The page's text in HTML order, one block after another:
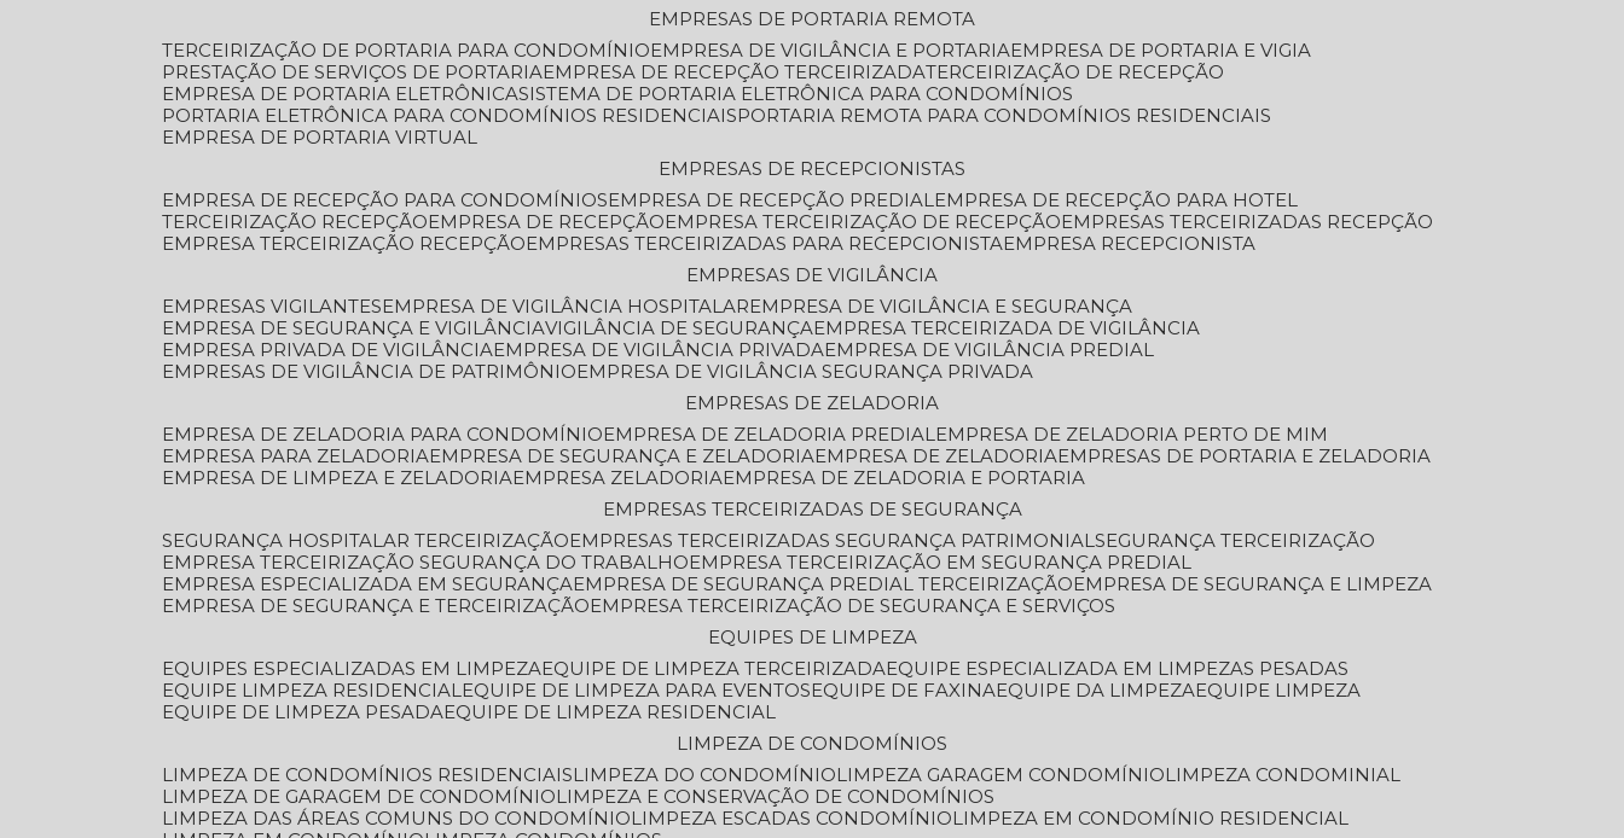
EMPRESAS DE PORTARIA REMOTA
TERCEIRIZAÇÃO DE PORTARIA PARA CONDOMÍNIO
EMPRESA DE VIGILÂNCIA E PORTARIA
EMPRESA DE PORTARIA E VIGIA
PRESTAÇÃO DE SERVIÇOS DE PORTARIA
EMPRESA DE RECEPÇÃO TERCEIRIZADA TERCEIRIZAÇÃO DE RECEPÇÃO
EMPRESA DE PORTARIA ELETRÔNICA SISTEMA DE PORTARIA ELETRÔNICA PARA CONDOMÍNIOS
PORTARIA ELETRÔNICA PARA CONDOMÍNIOS RESIDENCIAIS
PORTARIA REMOTA PARA CONDOMÍNIOS RESIDENCIAIS
EMPRESA DE PORTARIA VIRTUAL
EMPRESAS DE RECEPCIONISTAS
EMPRESA DE RECEPÇÃO PARA CONDOMÍNIOS
EMPRESA DE RECEPÇÃO PREDIAL
EMPRESA DE RECEPÇÃO PARA HOTEL
TERCEIRIZAÇÃO RECEPÇÃO
EMPRESA DE RECEPÇÃO EMPRESA TERCEIRIZAÇÃO DE RECEPÇÃO
EMPRESAS TERCEIRIZADAS RECEPÇÃO
EMPRESA TERCEIRIZAÇÃO RECEPÇÃO
EMPRESAS TERCEIRIZADAS PARA RECEPCIONISTA
EMPRESA RECEPCIONISTA
EMPRESAS DE VIGILÂNCIA
EMPRESAS VIGILANTES
EMPRESA DE VIGILÂNCIA HOSPITALAR
EMPRESA DE VIGILÂNCIA E SEGURANÇA
EMPRESA DE SEGURANÇA E VIGILÂNCIA VIGILÂNCIA DE SEGURANÇA
EMPRESA TERCEIRIZADA DE VIGILÂNCIA
EMPRESA PRIVADA DE VIGILÂNCIA
EMPRESA DE VIGILÂNCIA PRIVADA
EMPRESA DE VIGILÂNCIA PREDIAL
EMPRESAS DE VIGILÂNCIA DE PATRIMÔNIO
EMPRESA DE VIGILÂNCIA SEGURANÇA PRIVADA
EMPRESAS DE ZELADORIA
EMPRESA DE ZELADORIA PARA CONDOMÍNIO
EMPRESA DE ZELADORIA PREDIAL
EMPRESA DE ZELADORIA PERTO DE MIM
EMPRESA PARA ZELADORIA
EMPRESA DE SEGURANÇA E ZELADORIA EMPRESA DE ZELADORIA
EMPRESAS DE PORTARIA E ZELADORIA
EMPRESA DE LIMPEZA E ZELADORIA
EMPRESA ZELADORIA
EMPRESA DE ZELADORIA E PORTARIA
EMPRESAS TERCEIRIZADAS DE SEGURANÇA
SEGURANÇA HOSPITALAR TERCEIRIZAÇÃO
EMPRESAS TERCEIRIZADAS SEGURANÇA PATRIMONIAL SEGURANÇA TERCEIRIZAÇÃO
EMPRESA TERCEIRIZAÇÃO SEGURANÇA DO TRABALHO
EMPRESA TERCEIRIZAÇÃO EM SEGURANÇA PREDIAL
EMPRESA ESPECIALIZADA EM SEGURANÇA
EMPRESA DE SEGURANÇA PREDIAL TERCEIRIZAÇÃO
EMPRESA DE SEGURANÇA E LIMPEZA
EMPRESA DE SEGURANÇA E TERCEIRIZAÇÃO
EMPRESA TERCEIRIZAÇÃO DE SEGURANÇA E SERVIÇOS
EQUIPES DE LIMPEZA
EQUIPES ESPECIALIZADAS EM LIMPEZA EQUIPE DE LIMPEZA TERCEIRIZADA EQUIPE ESPECIALIZADA EM LIMPEZAS PESADAS
EQUIPE LIMPEZA RESIDENCIAL EQUIPE DE LIMPEZA PARA EVENTOS EQUIPE DE FAXINA EQUIPE DA LIMPEZA EQUIPE LIMPEZA
EQUIPE DE LIMPEZA PESADA EQUIPE DE LIMPEZA RESIDENCIAL
LIMPEZA DE CONDOMÍNIOS
LIMPEZA DE CONDOMÍNIOS RESIDENCIAIS
LIMPEZA DO CONDOMÍNIO LIMPEZA GARAGEM CONDOMÍNIO
LIMPEZA CONDOMINIAL
LIMPEZA DE GARAGEM DE CONDOMÍNIO
LIMPEZA E CONSERVAÇÃO DE CONDOMÍNIOS
LIMPEZA DAS ÁREAS COMUNS DO CONDOMÍNIO
LIMPEZA ESCADAS CONDOMÍNIO
LIMPEZA EM CONDOMÍNIO RESIDENCIAL